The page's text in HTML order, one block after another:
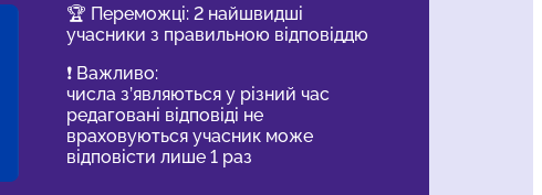
🏆 Переможці: 2 найшвидші
учасники з правильною відповіддю
❗️ Важливо:
числа з’являються у різний час
редаговані відповіді не
враховуються учасник може
відповісти лише 1 раз